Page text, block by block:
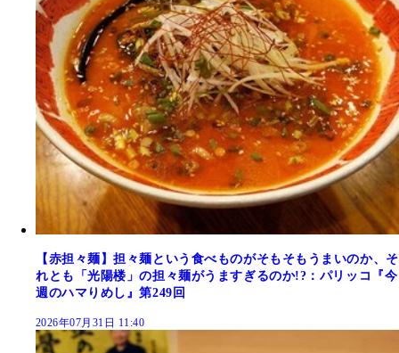
【赤担々麺】担々麺という食べものがそもそもうまいのか、そ
れとも「光陽楼」の担々麺がうますぎるのか!?：パリッコ『今
週のハマりめし』第249回
2026年07月31日 11:40